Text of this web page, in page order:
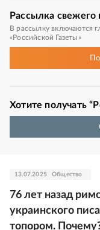
Рассылка свежего
В рассылку включаются
«Российской Газеты»
Хотите получать
13.07.2025 Общество
76 лет назад
украинского
топором.